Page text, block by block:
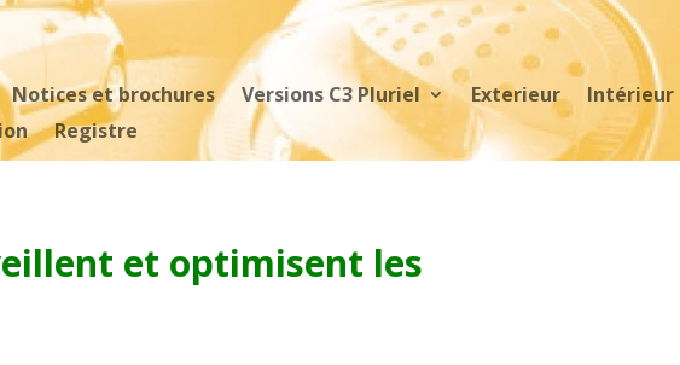
Notices et brochures Versions C3 Pluriel Exterieur
Intérieur
Registre
et optimisent les